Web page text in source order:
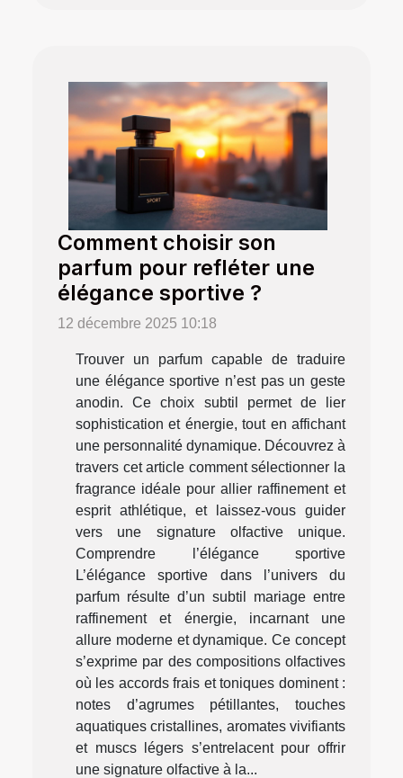
Comment choisir son
parfum pour refléter une
élégance sportive ?
12 décembre 2025 10:18
Trouver un parfum capable de traduire
une élégance sportive n’est pas un geste
anodin. Ce choix subtil permet de lier
sophistication et énergie, tout en affichant
une personnalité dynamique. Découvrez à
travers cet article comment sélectionner la
fragrance idéale pour allier raffinement et
esprit athlétique, et laissez-vous guider
vers une signature olfactive unique.
Comprendre l’élégance sportive
L’élégance sportive dans l’univers du
parfum résulte d’un subtil mariage entre
raffinement et énergie, incarnant une
allure moderne et dynamique. Ce concept
s’exprime par des compositions olfactives
où les accords frais et toniques dominent :
notes d’agrumes pétillantes, touches
aquatiques cristallines, aromates vivifiants
et muscs légers s’entrelacent pour offrir
une signature olfactive à la...